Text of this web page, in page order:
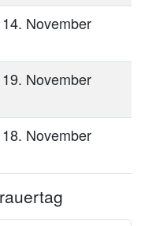
November
November
November